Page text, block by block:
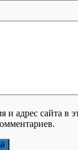
и адрес сайта в